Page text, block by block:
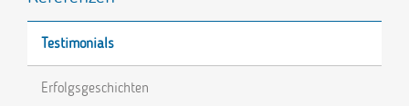
Testimonials
Erfolgsgeschichten